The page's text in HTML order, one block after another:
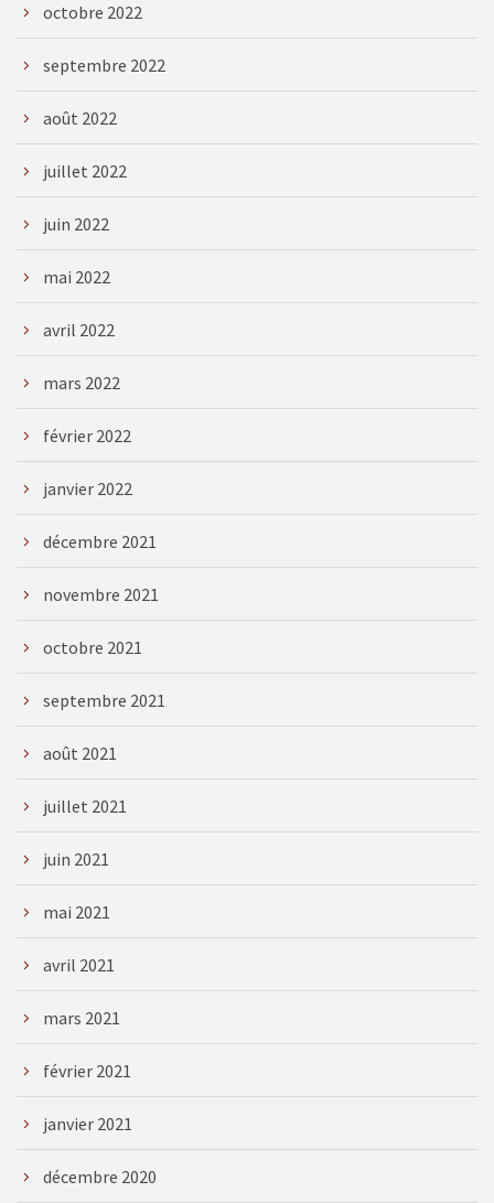
octobre 2022
septembre 2022
août 2022
juillet 2022
juin 2022
mai 2022
avril 2022
mars 2022
février 2022
janvier 2022
décembre 2021
novembre 2021
octobre 2021
septembre 2021
août 2021
juillet 2021
juin 2021
mai 2021
avril 2021
mars 2021
février 2021
janvier 2021
décembre 2020